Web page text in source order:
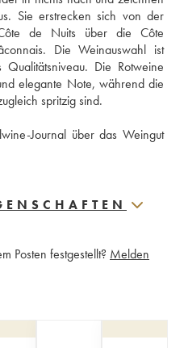
Sie erstrecken sich von der
de Nuits über die Côte
Die Weinauswahl ist
Die Rotweine
elegante Note, während die
spritzig sind.
Journal über das Weingut
Posten festgestellt? Melden